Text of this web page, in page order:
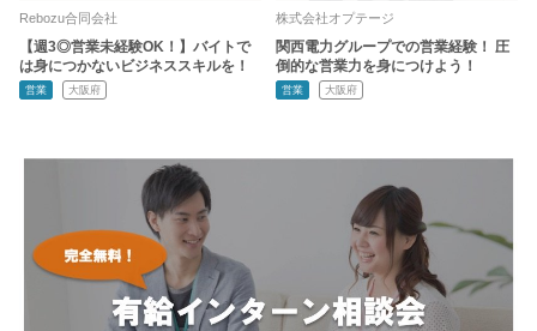
Rebozu合同会社
【週3◎営業未経験OK！】バイトで
は身につかないビジネススキルを！
営業 大阪府
株式会社オプテージ
関西電力グループでの営業経験！ 圧
倒的な営業力を身につけよう！
営業 大阪府